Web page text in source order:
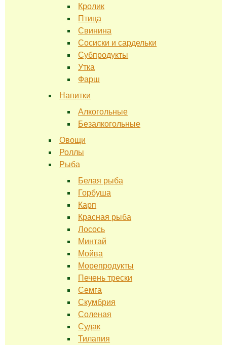
Кролик
Птица
Свинина
Сосиски и сардельки
Субпродукты
Утка
Фарш
Напитки
Алкогольные
Безалкогольные
Овощи
Роллы
Рыба
Белая рыба
Горбуша
Карп
Красная рыба
Лосось
Минтай
Мойва
Морепродукты
Печень трески
Семга
Скумбрия
Соленая
Судак
Тилапия